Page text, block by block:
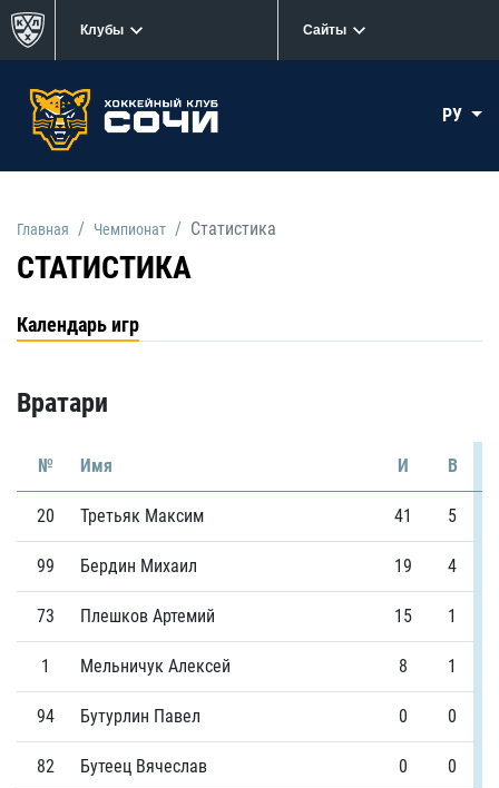
Клубы Сайты
РУ
Главная Чемпионат Статистика
СТАТИСТИКА
Календарь игр
Вратари
№ Имя И В
20 Третьяк Максим 41 5
99 Бердин Михаил 19 4
73 Плешков Артемий 15 1
1 Мельничук Алексей 8 1
94 Бутурлин Павел 0 0
82 Бутеец Вячеслав 0 0